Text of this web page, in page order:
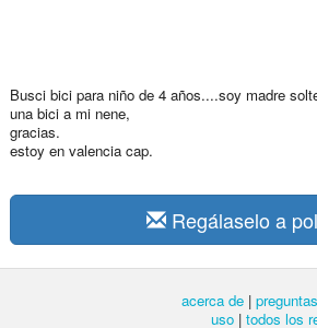
Busci bici para niño de 4 años....soy madre
una bici a mi nene,
gracias.
estoy en valencia cap.
Regálaselo a
acerca de |
uso | todos los